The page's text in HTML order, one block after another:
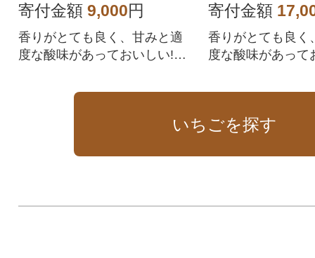
寄付金額 9,000円
香りがとても良く、甘みと適
度な酸味があっておいしい!と
寄付金額
香りがとても良く
度な酸味があって
いちごを探す